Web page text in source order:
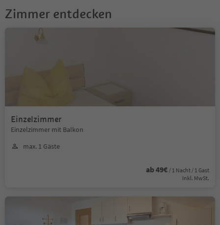
Zimmer entdecken
Einzelzimmer
Einzelzimmer mit Balkon
max. 1 Gäste
ab 49€ / 1 Nacht / 1 Gast
Inkl. MwSt.